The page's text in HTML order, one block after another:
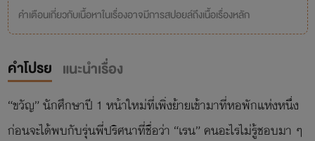
คำเตือนเกี่ยวกับเนื้อหาในเรื่องอาจมีการสปอยล์ถึงเนื้อเรื่องหลัก
คำโปรย แนะนำเรื่อง
“ขวัญ” นักศึกษาปี 1 หน้าใหม่ที่เพิ่งย้ายเข้ามาที่หอพักแห่งหนึ่ง
ก่อนจะได้พบกับรุ่นพี่ปริศนาที่ชื่อว่า “เรน” คนอะไรไม่รู้ชอบมา ๆ